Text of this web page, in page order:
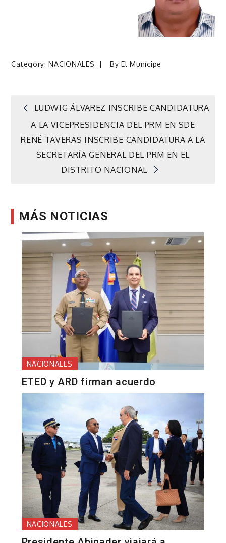
Category:NACIONALES ByEl Munícipe
Navegación
de
entradas
LUDWIG ÁLVAREZ INSCRIBE CANDIDATURA
A LA VICEPRESIDENCIA DEL PRM EN SDE
RENÉ TAVERAS INSCRIBE CANDIDATURA A LA
SECRETARÍA GENERAL DEL PRM EN EL
DISTRITO NACIONAL
MÁS NOTICIAS
NACIONALES
ETED y ARD firman acuerdo
NACIONALES